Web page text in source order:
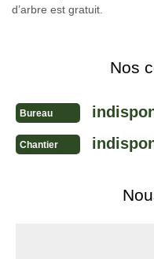
d’arbre est gratuit.
Nos
Bureau
Chantier